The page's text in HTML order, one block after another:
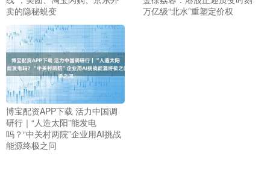
卖的隐秘蜕变
万亿级“北水”重塑定价权
博宝配资APP下载 活力中国调
研行｜“人造太阳”能发电
吗？“中关村两院”企业用AI挑战
能源终极之问